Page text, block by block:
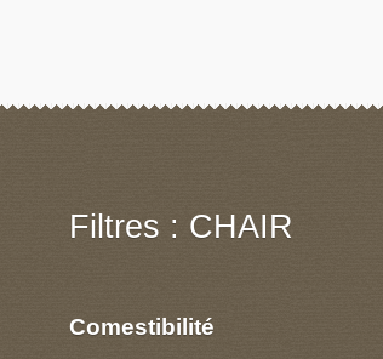
Filtres : CHAIR
Comestibilité